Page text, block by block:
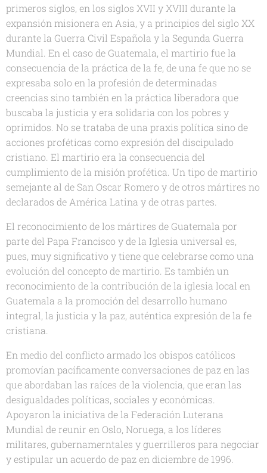
primeros siglos, en los siglos XVII y XVIII durante la
expansión misionera en Asia, y a principios del siglo XX
durante la Guerra Civil Española y la Segunda Guerra
Mundial. En el caso de Guatemala, el martirio fue la
consecuencia de la práctica de la fe, de una fe que no se
expresaba solo en la profesión de determinadas
creencias sino también en la práctica liberadora que
buscaba la justicia y era solidaria con los pobres y
oprimidos. No se trataba de una praxis política sino de
acciones proféticas como expresión del discipulado
cristiano. El martirio era la consecuencia del
cumplimiento de la misión profética. Un tipo de martirio
semejante al de San Oscar Romero y de otros mártires no
declarados de América Latina y de otras partes.
El reconocimiento de los mártires de Guatemala por
parte del Papa Francisco y de la Iglesia universal es,
pues, muy significativo y tiene que celebrarse como una
evolución del concepto de martirio. Es también un
reconocimiento de la contribución de la iglesia local en
Guatemala a la promoción del desarrollo humano
integral, la justicia y la paz, auténtica expresión de la fe
cristiana.
En medio del conflicto armado los obispos católicos
promovían pacíficamente conversaciones de paz en las
que abordaban las raíces de la violencia, que eran las
desigualdades políticas, sociales y económicas.
Apoyaron la iniciativa de la Federación Luterana
Mundial de reunir en Oslo, Noruega, a los líderes
militares, gubernamerntales y guerrilleros para negociar
y estipular un acuerdo de paz en diciembre de 1996.